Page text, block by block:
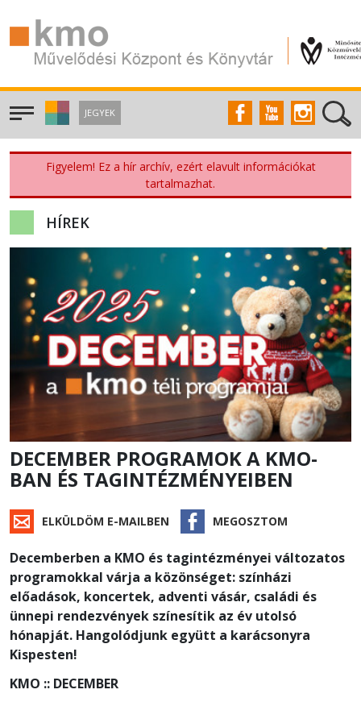
JEGYEK
Figyelem! Ez a hír archív, ezért elavult információkat
tartalmazhat.
HÍREK
DECEMBER PROGRAMOK A KMO-
BAN ÉS TAGINTÉZMÉNYEIBEN
ELKÜLDÖM E-MAILBEN MEGOSZTOM
Decemberben a KMO és tagintézményei változatos
programokkal várja a közönséget: színházi
előadások, koncertek, adventi vásár, családi és
ünnepi rendezvények színesítik az év utolsó
hónapját. Hangolódjunk együtt a karácsonyra
Kispesten!
KMO :: DECEMBER